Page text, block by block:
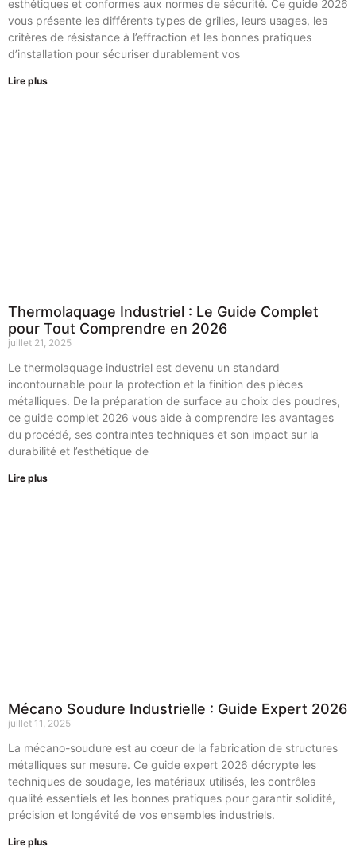
esthétiques et conformes aux normes de sécurité. Ce guide 2026
vous présente les différents types de grilles, leurs usages, les
critères de résistance à l’effraction et les bonnes pratiques
d’installation pour sécuriser durablement vos
Lire plus
Thermolaquage Industriel : Le Guide Complet
pour Tout Comprendre en 2026
juillet 21, 2025
Le thermolaquage industriel est devenu un standard
incontournable pour la protection et la finition des pièces
métalliques. De la préparation de surface au choix des poudres,
ce guide complet 2026 vous aide à comprendre les avantages
du procédé, ses contraintes techniques et son impact sur la
durabilité et l’esthétique de
Lire plus
Mécano Soudure Industrielle : Guide Expert 2026
juillet 11, 2025
La mécano-soudure est au cœur de la fabrication de structures
métalliques sur mesure. Ce guide expert 2026 décrypte les
techniques de soudage, les matériaux utilisés, les contrôles
qualité essentiels et les bonnes pratiques pour garantir solidité,
précision et longévité de vos ensembles industriels.
Lire plus